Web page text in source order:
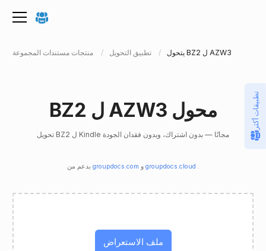
منتجات مستندات المجموعة تطبيق التحويل يتحول BZ2 ل AZW3
BZ2 ل AZW3 محول
تحويل BZ2 ل Kindle مجانًا — بدون اشتراك، وبدون فقدان الجودة
groupdocs.com و groupdocs.cloud .
ملف الاستعراض
تطبيقات أكثر